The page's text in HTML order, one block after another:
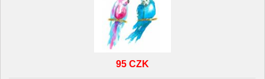
95 CZK